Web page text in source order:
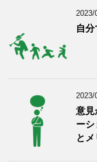
2023/
自
2023/
意見
ー
と